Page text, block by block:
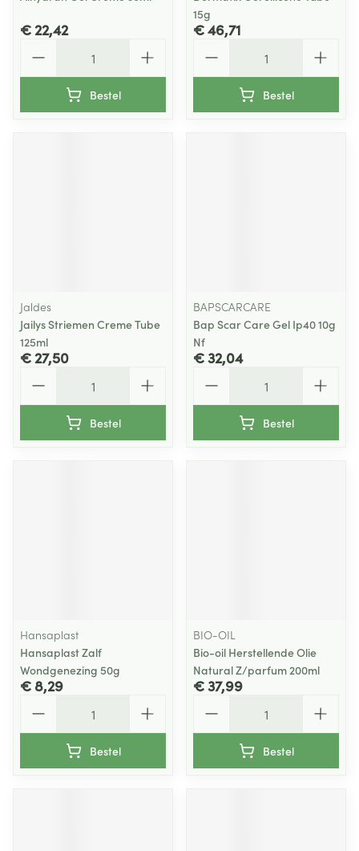
€ 22,42
Bestel
15g
€ 46,71
Bestel
Jaldes
Jailys Striemen Creme Tube
125ml
€ 27,50
Bestel
BAPSCARCARE
Bap Scar Care Gel Ip40 10g
Nf
€ 32,04
Bestel
Hansaplast
Hansaplast Zalf
Wondgenezing 50g
€ 8,29
Bestel
BIO-OIL
Bio-oil Herstellende Olie
Natural Z/parfum 200ml
€ 37,99
Bestel